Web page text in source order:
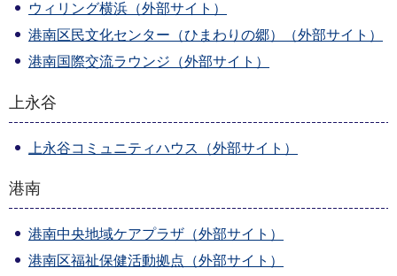
ウィリング横浜（外部サイト）
港南区民文化センター（ひまわりの郷）（外部サイト）
港南国際交流ラウンジ（外部サイト）
上永谷
上永谷コミュニティハウス（外部サイト）
港南
港南中央地域ケアプラザ（外部サイト）
港南区福祉保健活動拠点（外部サイト）